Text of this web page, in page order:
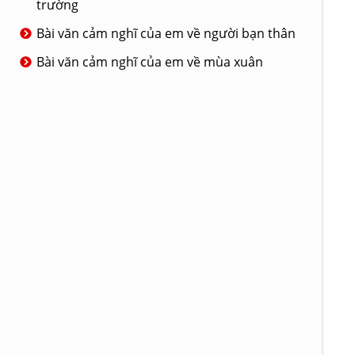
trường
Bài văn cảm nghĩ của em về người bạn thân
Bài văn cảm nghĩ của em về mùa xuân